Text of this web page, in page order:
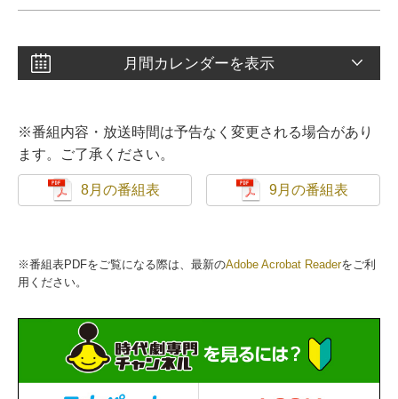
月間カレンダーを表示
※番組内容・放送時間は予告なく変更される場合があり
ます。ご了承ください。
8月の番組表 9月の番組表
※番組表PDFをご覧になる際は、最新のAdobe Acrobat Readerをご利
用ください。